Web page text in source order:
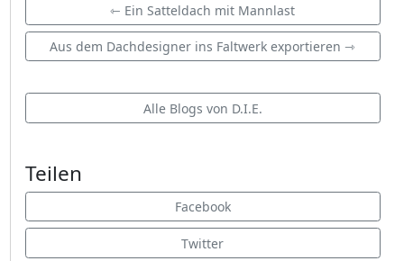
⇽ Ein Satteldach mit Mannlast
Aus dem Dachdesigner ins Faltwerk exportieren ⇾
Alle Blogs von D.I.E.
Teilen
Facebook
Twitter